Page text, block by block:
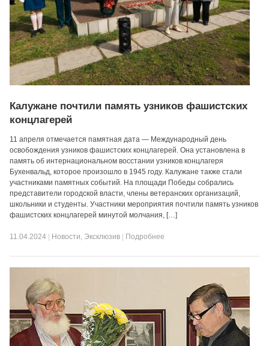
Калужане почтили память узников фашистских
концлагерей
11 апреля отмечается памятная дата — Международный день
освобождения узников фашистских концлагерей. Она установлена в
память об интернациональном восстании узников концлагеря
Бухенвальд, которое произошло в 1945 году. Калужане также стали
участниками памятных событий. На площади Победы собрались
представители городской власти, члены ветеранских организаций,
школьники и студенты. Участники мероприятия почтили память узников
фашистских концлагерей минутой молчания, […]
11.04.2024 Новости, Эксклюзив Подробнее